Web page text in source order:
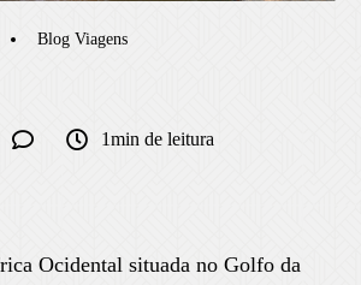
Blog Viagens
1min de leitura
Ocidental situada no Golfo da